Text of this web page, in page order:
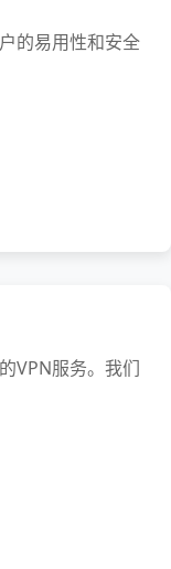
的易用性和安全
VPN服务。我们